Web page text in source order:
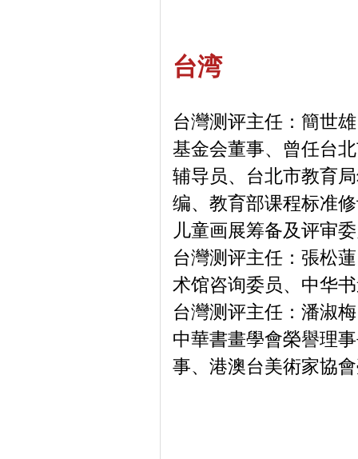
台湾
台灣测评主任：簡世
基金会董事、曾任台
辅导员、台北市教育
编、教育部课程标准
儿童画展筹备及评审
台灣测评主任：張松
术馆咨询委员、中华
台灣测评主任：潘淑
中華書畫學會榮譽理
事、港澳台美術家協